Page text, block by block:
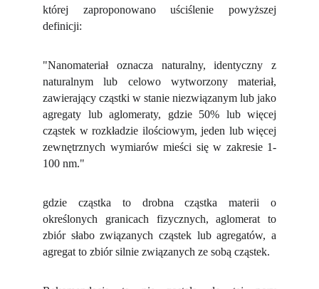
której zaproponowano uściślenie powyższej
definicji:
"Nanomateriał oznacza naturalny, identyczny z
naturalnym lub celowo wytworzony materiał,
zawierający cząstki w stanie niezwiązanym lub jako
agregaty lub aglomeraty, gdzie 50% lub więcej
cząstek w rozkładzie ilościowym, jeden lub więcej
zewnętrznych wymiarów mieści się w zakresie 1-
100 nm."
gdzie cząstka to drobna cząstka materii o
określonych granicach fizycznych, aglomerat to
zbiór słabo związanych cząstek lub agregatów, a
agregat to zbiór silnie związanych ze sobą cząstek.